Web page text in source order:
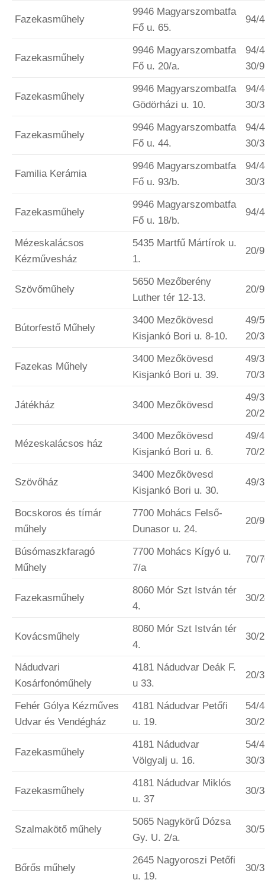
Fazekasműhely
9946 Magyarszombatfa
Fő u. 65.
94/
Fazekasműhely
9946 Magyarszombatfa
Fő u. 20/a.
94/
30/
Fazekasműhely
9946 Magyarszombatfa
Gödörházi u. 10.
94/
30/
Fazekasműhely
9946 Magyarszombatfa
Fő u. 44.
94/
30/
Familia Kerámia
9946 Magyarszombatfa
Fő u. 93/b.
94/
30/
Fazekasműhely
9946 Magyarszombatfa
Fő u. 18/b.
94/
Mézeskalácsos
Kézművesház
5435 Martfű Mártírok u.
1.
20/
Szövőműhely
5650 Mezőberény
Luther tér 12-13.
20/
Bútorfestő Műhely
3400 Mezőkövesd
Kisjankó Bori u. 8-10.
49/
20/
Fazekas Műhely
3400 Mezőkövesd
Kisjankó Bori u. 39.
49/
70/
Játékház 3400 Mezőkövesd
49/
20/
Mézeskalácsos ház
3400 Mezőkövesd
Kisjankó Bori u. 6.
49/
70/
Szövőház
3400 Mezőkövesd
Kisjankó Bori u. 30.
49/
Bocskoros és tímár
műhely
7700 Mohács Felső-
Dunasor u. 24.
20/
Búsómaszkfaragó
Műhely
7700 Mohács Kígyó u.
7/a
70/
Fazekasműhely
8060 Mór Szt István tér
4.
30/
Kovácsműhely
8060 Mór Szt István tér
4.
30/
Nádudvari
Kosárfonóműhely
4181 Nádudvar Deák F.
u 33.
20/
Fehér Gólya Kézműves
Udvar és Vendégház
4181 Nádudvar Petőfi
u. 19.
54/
30/
Fazekasműhely
4181 Nádudvar
Völgyalj u. 16.
54/
30/
Fazekasműhely
4181 Nádudvar Miklós
u. 37
30/
Szalmakötő műhely
5065 Nagykörű Dózsa
Gy. U. 2/a.
30/
Bőrős műhely
2645 Nagyoroszi Petőfi
u. 19.
30/